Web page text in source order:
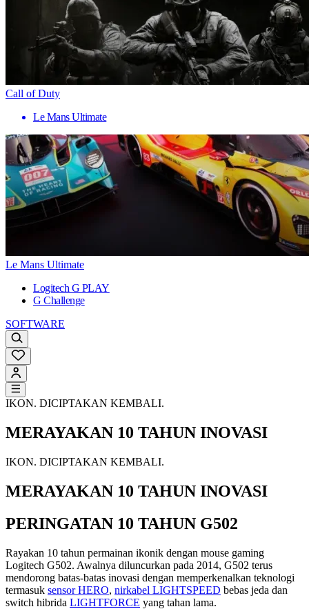
Call of Duty
Le Mans Ultimate
Le Mans Ultimate
Logitech G PLAY
G Challenge
SOFTWARE
IKON. DICIPTAKAN KEMBALI.
MERAYAKAN 10 TAHUN INOVASI
IKON. DICIPTAKAN KEMBALI.
MERAYAKAN 10 TAHUN INOVASI
PERINGATAN 10 TAHUN G502
Rayakan 10 tahun permainan ikonik dengan mouse gaming
Logitech G502. Awalnya diluncurkan pada 2014, G502 terus
mendorong batas-batas inovasi dengan memperkenalkan teknologi
termasuk sensor HERO, nirkabel LIGHTSPEED bebas jeda dan
switch hibrida LIGHTFORCE yang tahan lama.